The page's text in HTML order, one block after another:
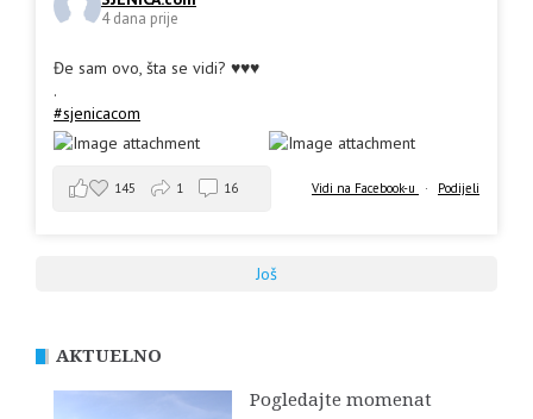
4 dana prije
Đe sam ovo, šta se vidi? ♥️♥️♥️
.
#sjenicacom
Vidi na Facebook-u · Podijeli
145 1 16
Još
AKTUELNO
Pogledajte momenat